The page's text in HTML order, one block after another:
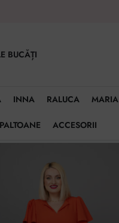
BUCĂȚI
INNA RALUCA MARIA
PALTOANE ACCESORII